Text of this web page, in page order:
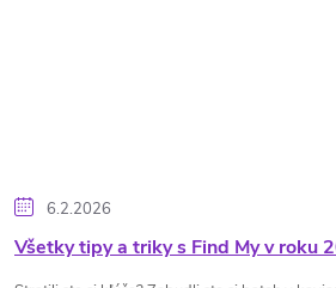
6.2.2026
Všetky tipy a triky s Find My v roku